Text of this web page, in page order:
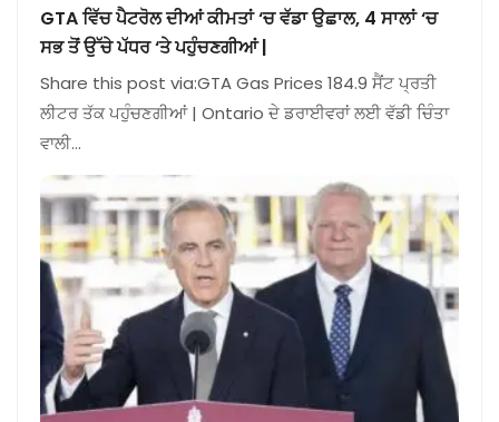
GTA ਵਿੱਚ ਪੈਟਰੋਲ ਦੀਆਂ ਕੀਮਤਾਂ ‘ਚ ਵੱਡਾ ਉਛਾਲ, 4 ਸਾਲਾਂ ‘ਚ
ਸਭ ਤੋਂ ਉੱਚੇ ਪੱਧਰ ‘ਤੇ ਪਹੁੰਚਣਗੀਆਂ |
Share this post via:GTA Gas Prices 184.9 ਸੈਂਟ ਪ੍ਰਤੀ
ਲੀਟਰ ਤੱਕ ਪਹੁੰਚਣਗੀਆਂ | Ontario ਦੇ ਡਰਾਈਵਰਾਂ ਲਈ ਵੱਡੀ ਚਿੰਤਾ
ਵਾਲੀ…